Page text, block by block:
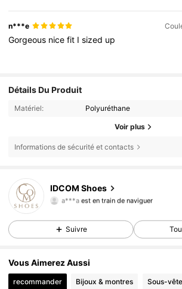
n***e
Gorgeous nicefit Isized up
Détails Du Produit
Matériel: Polyuréthane
Voir plus
Informations de sécurité et contacts
IDCOM Shoes
4,88
18K Suiveurs
a***aest en train de naviguer
4,88 18K Suiveurs
Suivre
Vous Aimerez Aussi
recommander Bijoux & montres Sous-